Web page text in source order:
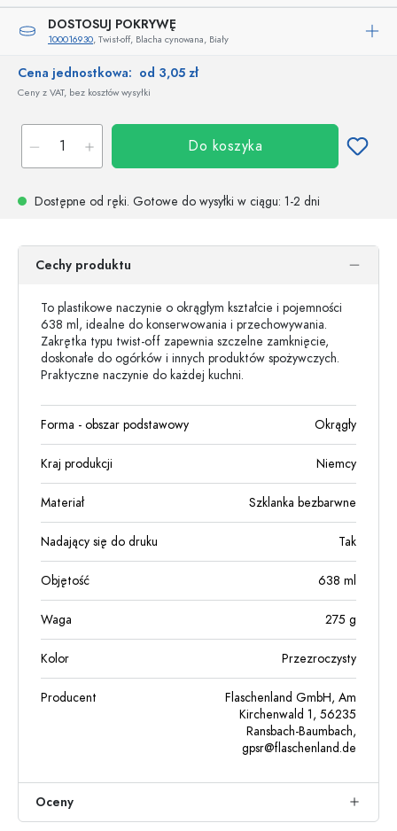
DOSTOSUJ POKRYWĘ
100016930, Twist-off, Blacha cynowana, Biały
Cena jednostkowa: od 3,05 zł
Ceny z VAT, bez kosztów wysyłki
Do koszyka
Dostępne od ręki. Gotowe do wysyłki w ciągu: 1-2 dni
Cechy produktu
To plastikowe naczynie o okrągłym kształcie i pojemności
638 ml, idealne do konserwowania i przechowywania.
Zakrętka typu twist-off zapewnia szczelne zamknięcie,
doskonałe do ogórków i innych produktów spożywczych.
Praktyczne naczynie do każdej kuchni.
Forma - obszar podstawowy Okrągły
Kraj produkcji Niemcy
Materiał Szklanka bezbarwne
Nadający się do druku Tak
Objętość 638 ml
Waga 275 g
Kolor Przezroczysty
Producent
Flaschenland GmbH, Am
Kirchenwald 1, 56235
Ransbach-Baumbach,
gpsr@flaschenland.de
Oceny